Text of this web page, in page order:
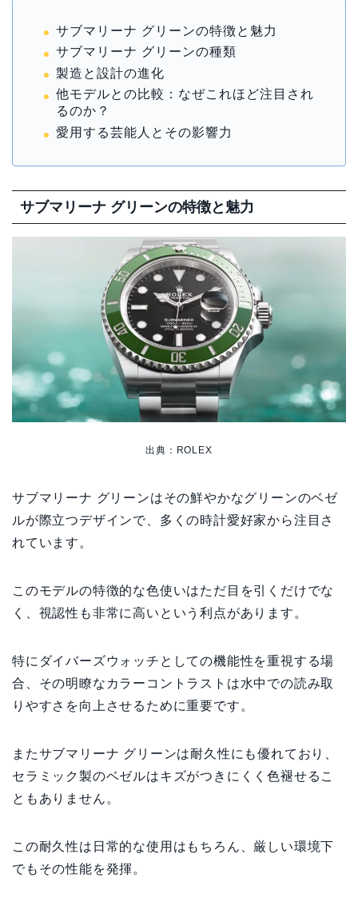
サブマリーナ グリーンの特徴と魅力
サブマリーナ グリーンの種類
製造と設計の進化
他モデルとの比較：なぜこれほど注目され
るのか？
愛用する芸能人とその影響力
サブマリーナ グリーンの特徴と魅力
出典：ROLEX
サブマリーナ グリーンはその鮮やかなグリーンのベゼ
ルが際立つデザインで、多くの時計愛好家から注目さ
れています。
このモデルの特徴的な色使いはただ目を引くだけでな
く、視認性も非常に高いという利点があります。
特にダイバーズウォッチとしての機能性を重視する場
合、その明瞭なカラーコントラストは水中での読み取
りやすさを向上させるために重要です。
またサブマリーナ グリーンは耐久性にも優れており、
セラミック製のベゼルはキズがつきにくく色褪せるこ
ともありません。
この耐久性は日常的な使用はもちろん、厳しい環境下
でもその性能を発揮。